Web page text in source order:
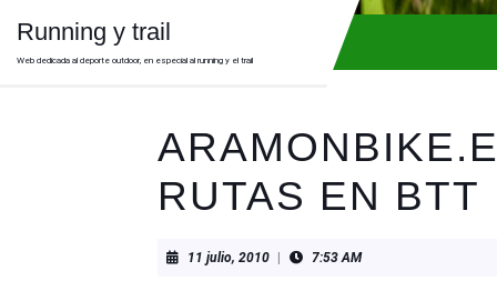
Running y trail
Web dedicada al deporte outdoor, en especial al running y el trail
RUTAS EN BTT
11 julio, 201011
7:53 AM